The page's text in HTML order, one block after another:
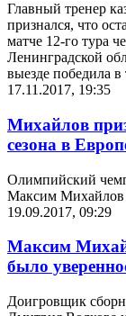
Главный тренер
признался, что
матче 12-го тура
Ленинградской
выезде победила в
17.11.2017, 19:35
Михайлов
сезона в
Олимпийский
Максим Михайлов
19.09.2017, 09:29
Максим
было
Доигровщик